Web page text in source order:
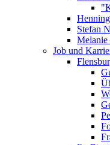
Stefan
Melanie
Job und